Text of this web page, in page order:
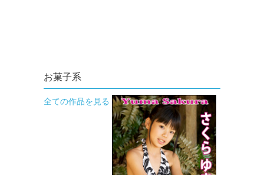
お菓子系
全ての作品を見る